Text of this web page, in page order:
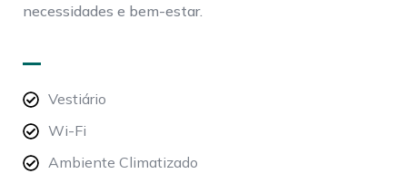
necessidades e bem-estar.
Vestiário
Wi-Fi
Ambiente Climatizado